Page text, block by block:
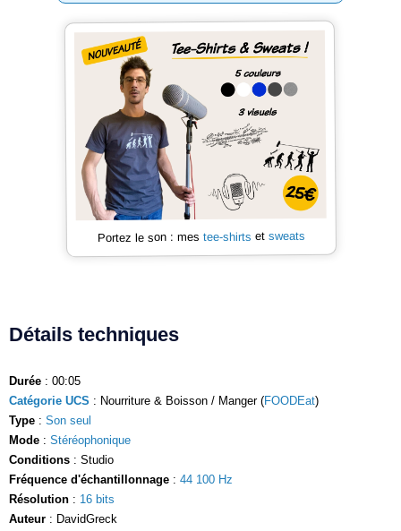
Portez le son : mes tee-shirts et sweats
Détails techniques
Durée : 00:05
Catégorie UCS : Nourriture & Boisson / Manger (FOODEat)
Type : Son seul
Mode : Stéréophonique
Conditions : Studio
Fréquence d'échantillonnage : 44 100 Hz
Résolution : 16 bits
Auteur : DavidGreck